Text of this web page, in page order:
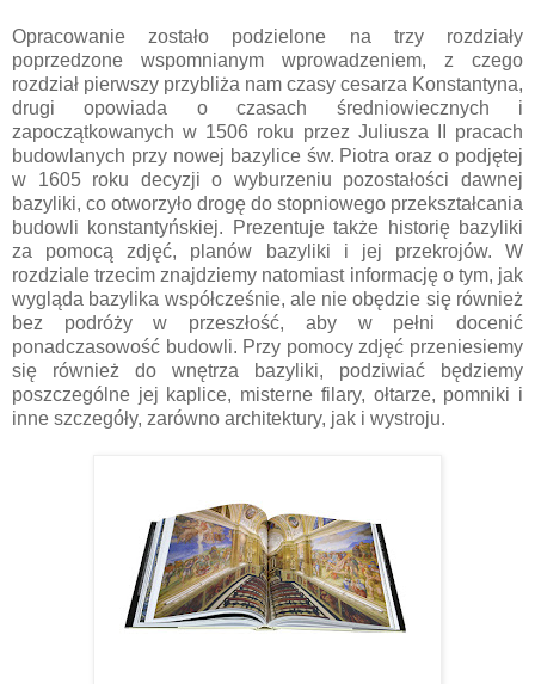
Opracowanie zostało podzielone na trzy rozdziały
poprzedzone wspomnianym wprowadzeniem, z czego
rozdział pierwszy przybliża nam czasy cesarza Konstantyna,
drugi opowiada o czasach średniowiecznych i
zapoczątkowanych w 1506 roku przez Juliusza II pracach
budowlanych przy nowej bazylice św. Piotra oraz o podjętej
w 1605 roku decyzji o wyburzeniu pozostałości dawnej
bazyliki, co otworzyło drogę do stopniowego przekształcania
budowli konstantyńskiej. Prezentuje także historię bazyliki
za pomocą zdjęć, planów bazyliki i jej przekrojów. W
rozdziale trzecim znajdziemy natomiast informację o tym, jak
wygląda bazylika współcześnie, ale nie obędzie się również
bez podróży w przeszłość, aby w pełni docenić
ponadczasowość budowli. Przy pomocy zdjęć przeniesiemy
się również do wnętrza bazyliki, podziwiać będziemy
poszczególne jej kaplice, misterne filary, ołtarze, pomniki i
inne szczegóły, zarówno architektury, jak i wystroju.